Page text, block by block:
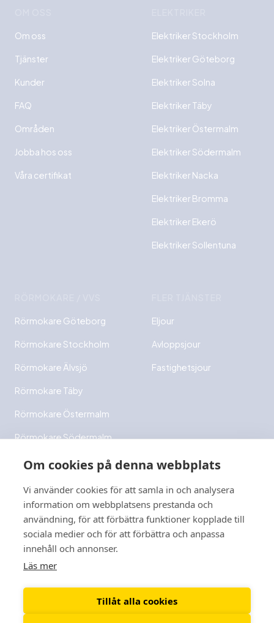
Om cookies på denna webbplats
Vi använder cookies för att samla in och analysera
information om webbplatsens prestanda och
användning, för att förbättra funktioner kopplade till
sociala medier och för att förbättra och anpassa
innehåll och annonser.
Läs mer
Tillåt alla cookies
Om oss
Tjänster
Kunder
FAQ
Områden
Jobba hos oss
Våra certifikat
Elektriker Stockholm
Elektriker Göteborg
Elektriker Solna
Elektriker Täby
Elektriker Östermalm
Elektriker Södermalm
Elektriker Nacka
Elektriker Bromma
Elektriker Ekerö
Elektriker Sollentuna
Rörmokare Göteborg
Rörmokare Stockholm
Rörmokare Älvsjö
Rörmokare Täby
Rörmokare Östermalm
Rörmokare Södermalm
Rörmokare Bromma
Rörmokare Danderyd
Rörmokare Hägersten
Eljour
Avloppsjour
Fastighetsjour
© 2026 Svanströms El och VVS AB. All rights reserved.